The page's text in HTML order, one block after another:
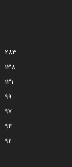
283
138
131
99
97
94
92